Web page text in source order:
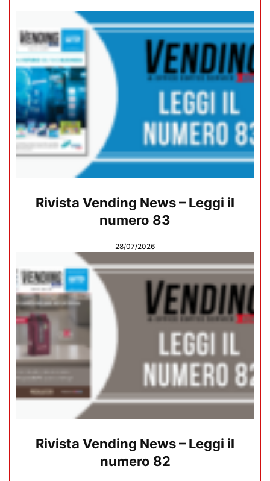
Rivista Vending News – Leggi il
numero 83
28/07/2026
Rivista Vending News – Leggi il
numero 82